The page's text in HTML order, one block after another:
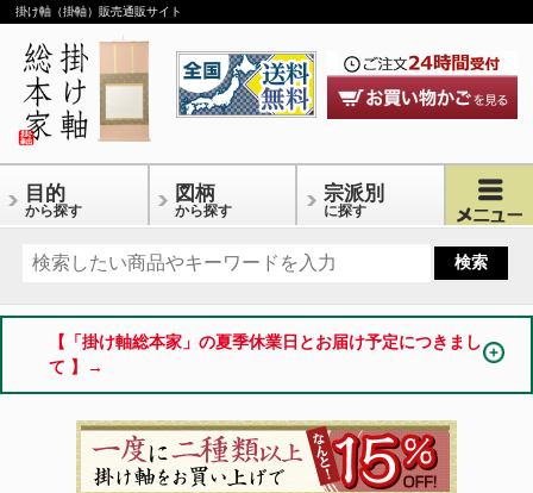
掛け軸（掛軸）販売通販サイト
目的
から探す
図柄
から探す
宗派別
に探す
【「掛け軸総本家」の夏季休業日とお届け予定につきまし
て 】→